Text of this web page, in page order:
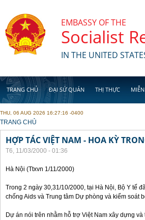
EMBASSY OF THE
Socialist
IN THE UNITED
TRANG CHỦ ĐẠI SỨ QUÁN THỊ THỰC
THU, 06 AUG 2026 16:27:16 -0400
YOU ARE HERE
TRANG CHỦ
HỢP TÁC VIỆT NAM - HOA KỲ
T6, 11/03/2000 - 01:36
Hà Nội (Ttxvn 1/11/2000)
Trong 2 ngày 30,31/10/2000, tại Hà Nội, Bộ Y tế
chống Aids và Trung tâm Dự phòng và kiểm soát
Dự án nói trên nhằm hỗ trợ Việt Nam xây dựng